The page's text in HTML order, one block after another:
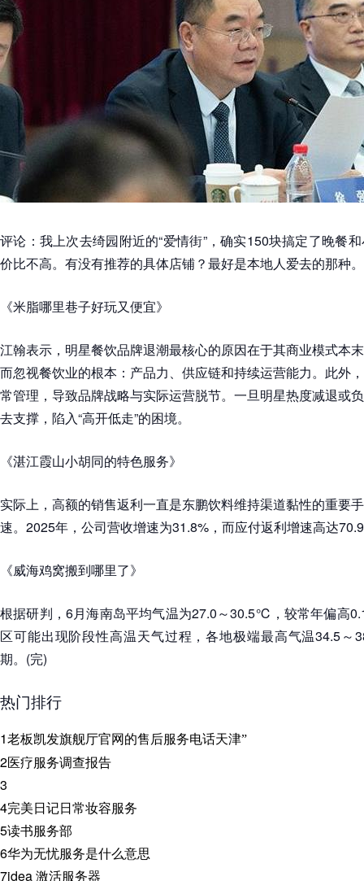
评论：我上次去绮园附近的“爱情街”，确实150块搞定了晚餐
价比不高。有没有推荐的具体店铺？最好是本地人爱去的那种。
《米脂哪里巷子好玩又便宜》
江翰表示，明星餐饮品牌退潮最核心的原因在于其商业模式
而忽视餐饮业的根本：产品力、供应链和持续运营能力。此外
常管理，导致品牌战略与实际运营脱节。一旦明星热度减退或
去支撑，陷入“高开低走”的困境。
《湛江霞山小胡同的特色服务》
实际上，高额的销售返利一直是东鹏饮料维持渠道黏性的重要
速。2025年，公司营收增速为31.8%，而应付返利增速高达
《威海鸡窝搬到哪里了》
根据研判，6月海南岛平均气温为27.0～30.5℃，较常年偏高
区可能出现阶段性高温天气过程，各地极端最高气温34.5
期。(完)
热门排行
1老板凯发旗舰厅官网的售后服务电话天津”
2医疗服务调查报告
3
4完美日记日常妆容服务
5读书服务部
6华为无忧服务是什么意思
7idea 激活服务器